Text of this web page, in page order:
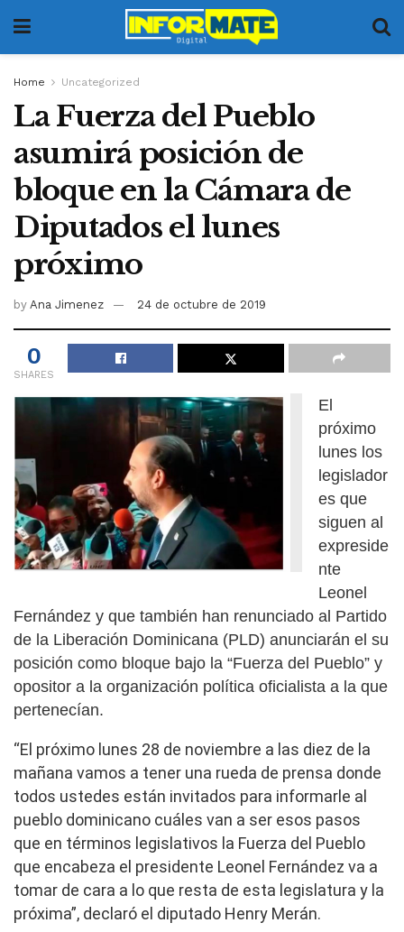
Home Uncategorized
La Fuerza del Pueblo
asumirá posición de
bloque en la Cámara de
Diputados el lunes
próximo
by Ana Jimenez 24 de octubre de 2019
0
SHARES
El
próximo
lunes los
legislador
es que
siguen al
expreside
nte
Leonel
Fernández y que también han renunciado al Partido
de la Liberación Dominicana (PLD) anunciarán el su
posición como bloque bajo la “Fuerza del Pueblo” y
opositor a la organización política oficialista a la que
pertenecían.
“El próximo lunes 28 de noviembre a las diez de la
mañana vamos a tener una rueda de prensa donde
todos ustedes están invitados para informarle al
pueblo dominicano cuáles van a ser esos pasos
que en términos legislativos la Fuerza del Pueblo
que encabeza el presidente Leonel Fernández va a
tomar de cara a lo que resta de esta legislatura y la
próxima”, declaró el diputado Henry Merán.